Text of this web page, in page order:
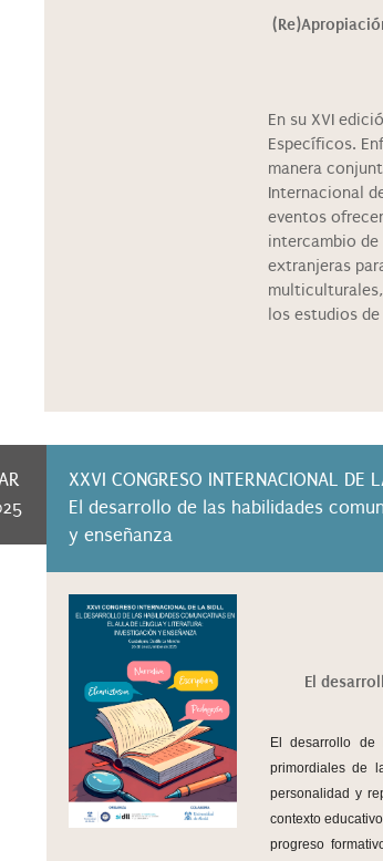
En su XVI
Específicos.
manera
Internacional
eventos
intercambio de
extranjeras
los estudios
XXVI CONGRESO INTERNACIONAL DE
El desarrollo de las habilidades
y enseñanza
El
El desarrollo de
primordiales de
personalidad y
contexto
progreso